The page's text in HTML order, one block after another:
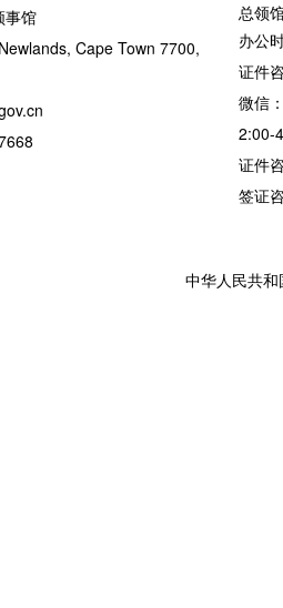
事馆
Cape Town 7700,
总领
办公
证件
微信
2:00-
证件
签证
中华人民共